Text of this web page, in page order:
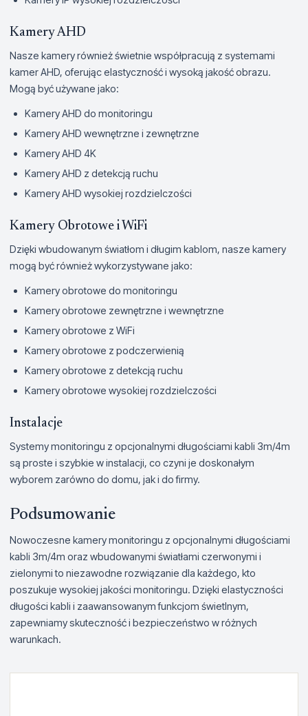
Kamery AHD
Nasze kamery również świetnie współpracują z systemami
kamer AHD, oferując elastyczność i wysoką jakość obrazu.
Mogą być używane jako:
Kamery AHD do monitoringu
Kamery AHD wewnętrzne i zewnętrzne
Kamery AHD 4K
Kamery AHD z detekcją ruchu
Kamery AHD wysokiej rozdzielczości
Kamery Obrotowe i WiFi
Dzięki wbudowanym światłom i długim kablom, nasze kamery
mogą być również wykorzystywane jako:
Kamery obrotowe do monitoringu
Kamery obrotowe zewnętrzne i wewnętrzne
Kamery obrotowe z WiFi
Kamery obrotowe z podczerwienią
Kamery obrotowe z detekcją ruchu
Kamery obrotowe wysokiej rozdzielczości
Instalacje
Systemy monitoringu z opcjonalnymi długościami kabli 3m/4m
są proste i szybkie w instalacji, co czyni je doskonałym
wyborem zarówno do domu, jak i do firmy.
Podsumowanie
Nowoczesne kamery monitoringu z opcjonalnymi długościami
kabli 3m/4m oraz wbudowanymi światłami czerwonymi i
zielonymi to niezawodne rozwiązanie dla każdego, kto
poszukuje wysokiej jakości monitoringu. Dzięki elastyczności
długości kabli i zaawansowanym funkcjom świetlnym,
zapewniamy skuteczność i bezpieczeństwo w różnych
warunkach.